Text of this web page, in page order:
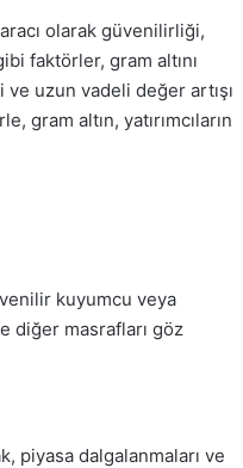
olarak güvenilirliği,
faktörler, gram altını
uzun vadeli değer artışı
gram altın, yatırımcıların
kuyumcu veya
diğer masrafları göz
piyasa dalgalanmaları ve